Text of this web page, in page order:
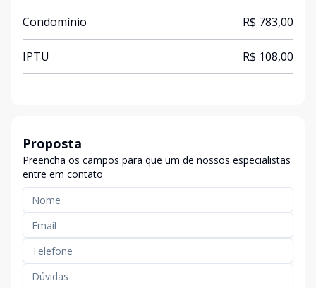
Condomínio R$ 783,00
IPTU R$ 108,00
Proposta
Preencha os campos para que um de nossos especialistas
entre em contato